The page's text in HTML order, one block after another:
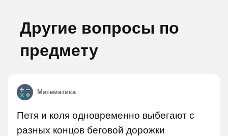
Другие вопросы по
предмету
Математика
Петя и коля одновременно выбегают с
разных концов беговой дорожки